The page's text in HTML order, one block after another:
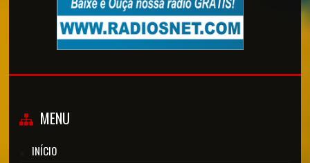
MENU
INÍCIO